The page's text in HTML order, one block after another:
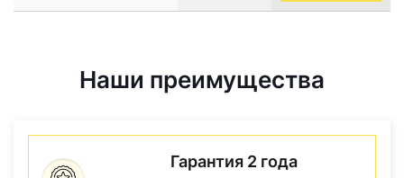
Наши преимущества
Гарантия 2 года